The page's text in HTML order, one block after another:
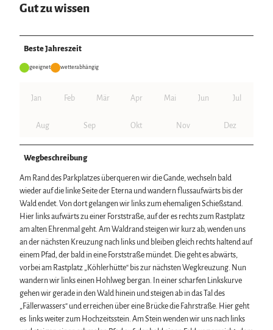
Gut zu wissen
Beste Jahreszeit
geeignet wetterabhängig
Jan Feb Mär Apr Mai Jun Jul
Aug Sep Okt Nov Dez
Wegbeschreibung
Am Rand des Parkplatzes überqueren wir die Gande, wechseln bald
wieder auf die linke Seite der Eterna und wandern flussaufwärts bis der
Wald endet. Von dort gelangen wir links zum ehemaligen Schießstand.
Hier links aufwärts zu einer Forststraße, auf der es rechts zum Rastplatz
am alten Ehrenmal geht. Am Waldrand steigen wir kurz ab, wenden uns
an der nächsten Kreuzung nach links und bleiben gleich rechts haltend auf
einem Pfad, der bald in eine Forststraße mündet. Die geht es abwärts,
vorbei am Rastplatz „Köhlerhütte“ bis zur nächsten Wegkreuzung. Nun
wandern wir links einen Hohlweg bergan. In einer scharfen Linkskurve
gehen wir gerade in den Wald hinein und steigen ab in das Tal des
„Fällerwassers“ und erreichen über eine Brücke die Fahrstraße. Hier geht
es links weiter zum Hochzeitsstein. Am Stein wenden wir uns nach links